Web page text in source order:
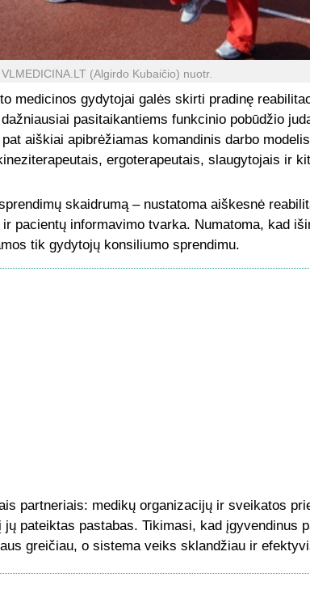
(Algirdo Kubaičio) nuotr.
medicinos gydytojai galės skirti pradinę
pasitaikantiems funkcinio pobūdžio
aiškiai apibrėžiamas komandinis darbo
ergoterapeutais, slaugytojais ir
skaidrumą – nustatoma aiškesnė
pacientų informavimo tvarka. Numatoma, kad
tik gydytojų konsiliumo sprendimu.
partneriais: medikų organizacijų ir sveikatos
pateiktas pastabas. Tikimasi, kad įgyvendinus
greičiau, o sistema veiks sklandžiau ir